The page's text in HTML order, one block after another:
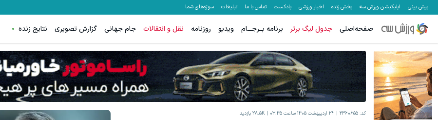
پیش بینی اپلیکیشن ورزش سه پخش زنده اخبار ورزشی پادکست تماس با ما تبلیغات سوژه‌های شما
صفحه‌اصلی جدول لیگ برتر برنامه بــرجـــام ویدیو روزنامه نقل و انتقالات جام جهانی گزارش تصویری نتایج زنده
کد: 2360655 24 اردیبهشت 1405 ساعت 03:45 28.5K بازدید
هنوز 50 تتر رو دریافت نکردی؟ | رایگان ثبت نام کن و رایگان شروع کن!
دریافت 50 تتر !
تا %60 تخفیف محصولات جین وست + خرید در 4 قسط
مشاهده و خرید
60% تخفیف ویژه جین وست + خرید در4 قسط